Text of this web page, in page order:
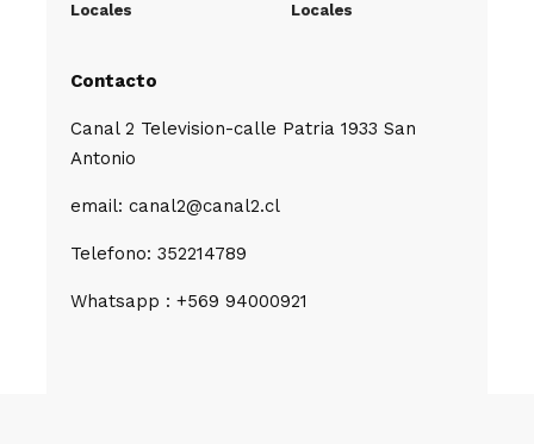
Locales
Locales
Contacto
Canal 2 Television-calle Patria 1933 San
Antonio
email: canal2@canal2.cl
Telefono: 352214789
Whatsapp : +569 94000921